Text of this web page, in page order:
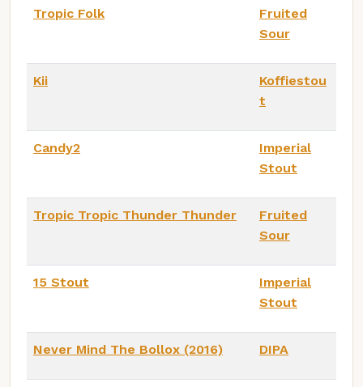
Tropic Folk
Fruited
Sour
Kii
Koffiestou
t
Candy2
Imperial
Stout
Tropic Tropic Thunder Thunder
Fruited
Sour
15 Stout
Imperial
Stout
Never Mind The Bollox (2016) DIPA